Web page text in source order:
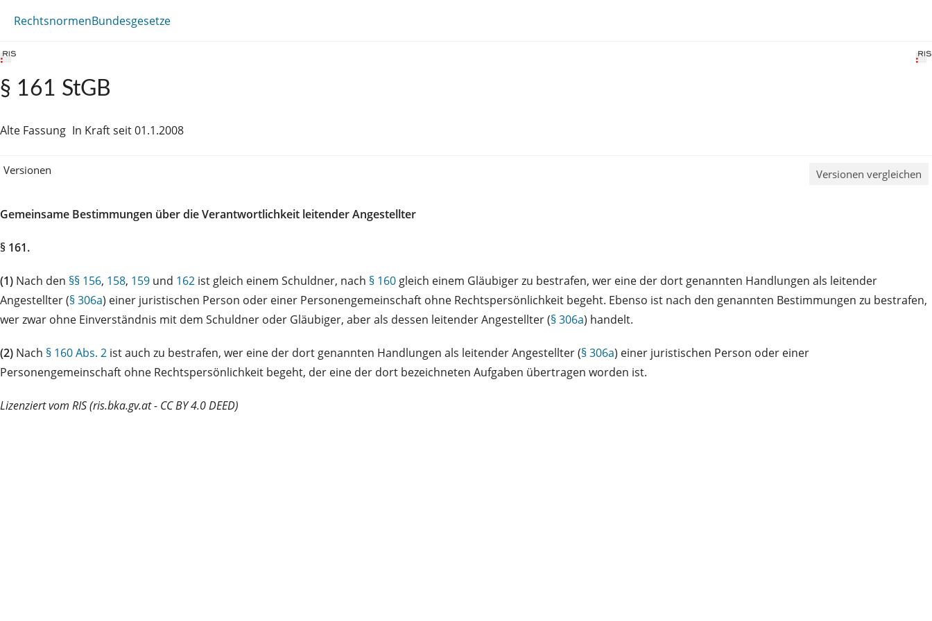
RechtsnormenBundesgesetze
§ 161 StGB
Alte Fassung In Kraft seit 01.1.2008
Versionen Versionen vergleichen
Gemeinsame Bestimmungen über die Verantwortlichkeit leitender Angestellter
§ 161.
(1) Nach den §§ 156, 158, 159 und 162 ist gleich einem Schuldner, nach § 160 gleich einem Gläubiger zu bestrafen, wer eine der dort genannten Handlungen als leitender
Angestellter (§ 306a) einer juristischen Person oder einer Personengemeinschaft ohne Rechtspersönlichkeit begeht. Ebenso ist nach den genannten Bestimmungen zu bestrafen,
wer zwar ohne Einverständnis mit dem Schuldner oder Gläubiger, aber als dessen leitender Angestellter (§ 306a) handelt.
(2) Nach § 160 Abs. 2 ist auch zu bestrafen, wer eine der dort genannten Handlungen als leitender Angestellter (§ 306a) einer juristischen Person oder einer
Personengemeinschaft ohne Rechtspersönlichkeit begeht, der eine der dort bezeichneten Aufgaben übertragen worden ist.
Lizenziert vom RIS (ris.bka.gv.at - CC BY 4.0 DEED)